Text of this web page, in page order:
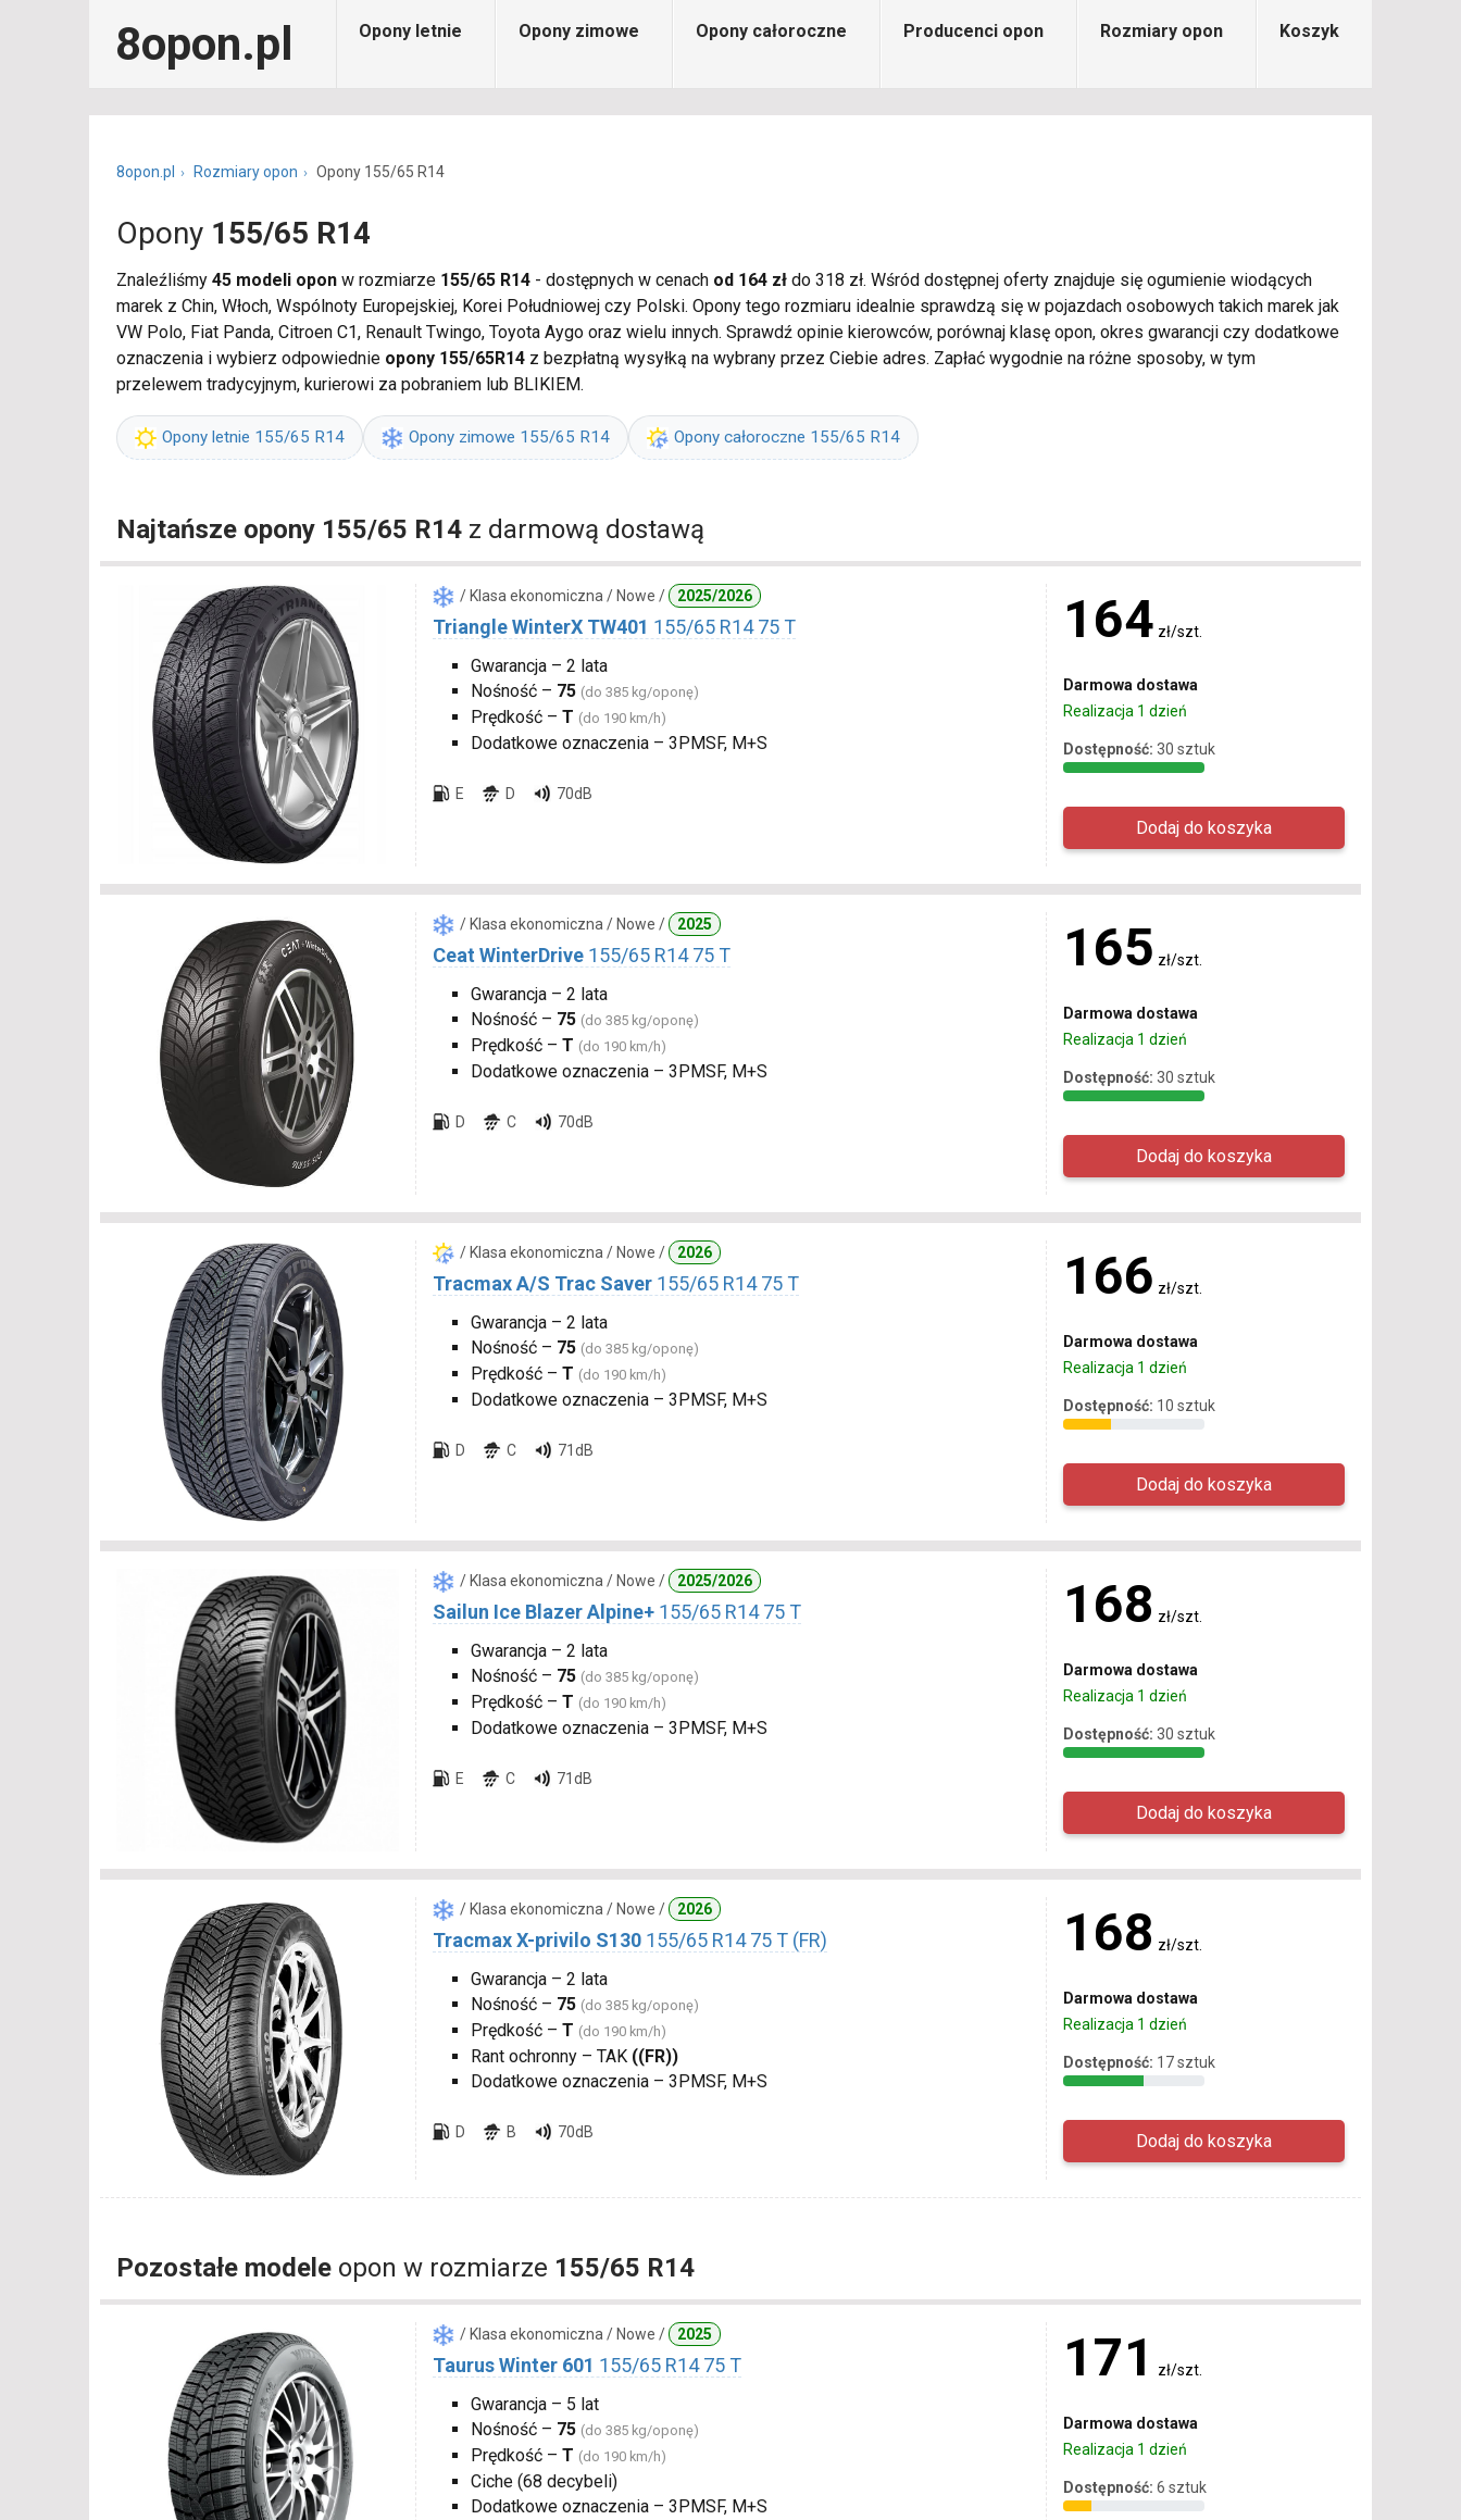
8opon.pl Opony letnie Opony zimowe Opony całoroczne Producenci opon Rozmiary opon Koszyk
8opon.pl Rozmiary opon Opony 155/65 R14
Opony 155/65 R14
Znaleźliśmy 45 modeli opon w rozmiarze 155/65 R14 - dostępnych w cenach od 164 zł do 318 zł. Wśród dostępnej oferty znajduje się ogumienie wiodących
marek z Chin, Włoch, Wspólnoty Europejskiej, Korei Południowej czy Polski. Opony tego rozmiaru idealnie sprawdzą się w pojazdach osobowych takich marek jak
VW Polo, Fiat Panda, Citroen C1, Renault Twingo, Toyota Aygo oraz wielu innych. Sprawdź opinie kierowców, porównaj klasę opon, okres gwarancji czy dodatkowe
oznaczenia i wybierz odpowiednie opony 155/65R14 z bezpłatną wysyłką na wybrany przez Ciebie adres. Zapłać wygodnie na różne sposoby, w tym
przelewem tradycyjnym, kurierowi za pobraniem lub BLIKIEM.
Opony letnie 155/65 R14 Opony zimowe 155/65 R14 Opony całoroczne 155/65 R14
Najtańsze opony 155/65 R14 z darmową dostawą
/ Klasa ekonomiczna / Nowe / 2025/2026
Triangle WinterX TW401 155/65 R14 75 T
Gwarancja – 2 lata
Nośność – 75 (do 385 kg/oponę)
Prędkość – T (do 190 km/h)
Dodatkowe oznaczenia – 3PMSF, M+S
E D 70dB
164 zł/szt.
Darmowa dostawa
Realizacja 1 dzień
Dostępność: 30 sztuk
/ Klasa ekonomiczna / Nowe / 2025
Ceat WinterDrive 155/65 R14 75 T
Gwarancja – 2 lata
Nośność – 75 (do 385 kg/oponę)
Prędkość – T (do 190 km/h)
Dodatkowe oznaczenia – 3PMSF, M+S
D C 70dB
165 zł/szt.
Darmowa dostawa
Realizacja 1 dzień
Dostępność: 30 sztuk
/ Klasa ekonomiczna / Nowe / 2026
Tracmax A/S Trac Saver 155/65 R14 75 T
Gwarancja – 2 lata
Nośność – 75 (do 385 kg/oponę)
Prędkość – T (do 190 km/h)
Dodatkowe oznaczenia – 3PMSF, M+S
D C 71dB
166 zł/szt.
Darmowa dostawa
Realizacja 1 dzień
Dostępność: 10 sztuk
/ Klasa ekonomiczna / Nowe / 2025/2026
Sailun Ice Blazer Alpine+ 155/65 R14 75 T
Gwarancja – 2 lata
Nośność – 75 (do 385 kg/oponę)
Prędkość – T (do 190 km/h)
Dodatkowe oznaczenia – 3PMSF, M+S
E C 71dB
168 zł/szt.
Darmowa dostawa
Realizacja 1 dzień
Dostępność: 30 sztuk
/ Klasa ekonomiczna / Nowe / 2026
Tracmax X-privilo S130 155/65 R14 75 T (FR)
Gwarancja – 2 lata
Nośność – 75 (do 385 kg/oponę)
Prędkość – T (do 190 km/h)
Rant ochronny – TAK ((FR))
Dodatkowe oznaczenia – 3PMSF, M+S
D B 70dB
168 zł/szt.
Darmowa dostawa
Realizacja 1 dzień
Dostępność: 17 sztuk
Pozostałe modele opon w rozmiarze 155/65 R14
/ Klasa ekonomiczna / Nowe / 2025
Taurus Winter 601 155/65 R14 75 T
Gwarancja – 5 lat
Nośność – 75 (do 385 kg/oponę)
Prędkość – T (do 190 km/h)
Ciche (68 decybeli)
Dodatkowe oznaczenia – 3PMSF, M+S
171 zł/szt.
Darmowa dostawa
Realizacja 1 dzień
Dostępność: 6 sztuk